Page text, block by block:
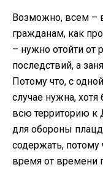
Возможно, всем –
гражданам, как
– нужно отойти от
последствий, а
Потому что, с
случае нужна, хотя
всю территорию к
для обороны
содержать,
время от времени